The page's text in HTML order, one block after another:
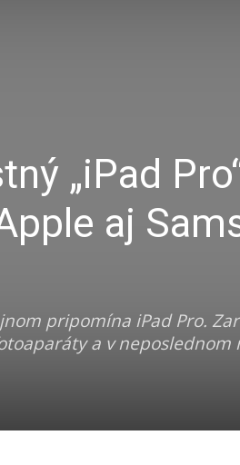
„iPad
aj
pripomína iPad Pro.
a v